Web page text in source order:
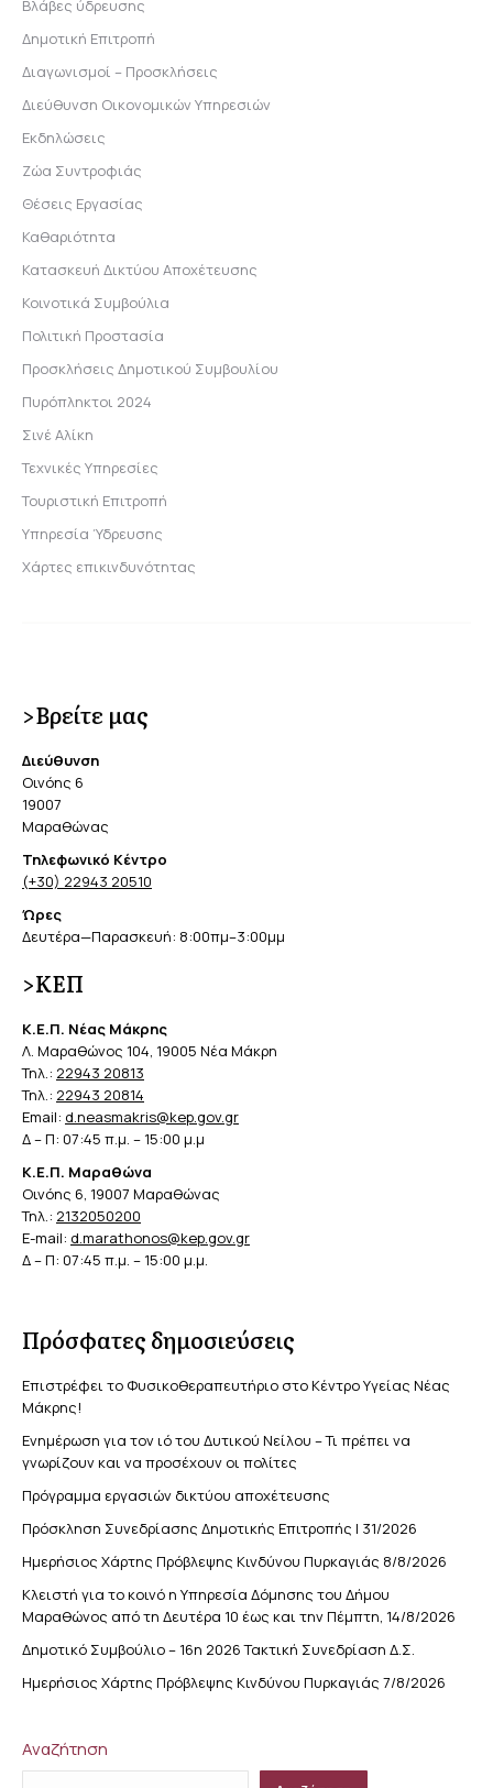
Βλάβες ύδρευσης
Δημοτική Επιτροπή
Διαγωνισμοί – Προσκλήσεις
Διεύθυνση Οικονομικών Υπηρεσιών
Εκδηλώσεις
Ζώα Συντροφιάς
Θέσεις Εργασίας
Καθαριότητα
Κατασκευή Δικτύου Αποχέτευσης
Κοινοτικά Συμβούλια
Πολιτική Προστασία
Προσκλήσεις Δημοτικού Συμβουλίου
Πυρόπληκτοι 2024
Σινέ Αλίκη
Τεχνικές Υπηρεσίες
Τουριστική Επιτροπή
Υπηρεσία Ύδρευσης
Χάρτες επικινδυνότητας
>Βρείτε μας
Διεύθυνση
Οινόης 6
19007
Μαραθώνας
Τηλεφωνικό Κέντρο
(+30) 22943 20510
Ώρες
Δευτέρα—Παρασκευή: 8:00πμ–3:00μμ
>ΚΕΠ
Κ.Ε.Π. Νέας Μάκρης
Λ. Μαραθώνος 104, 19005 Νέα Μάκρη
Τηλ.: 22943 20813
Τηλ.: 22943 20814
Email: d.neasmakris@kep.gov.gr
Δ – Π: 07:45 π.μ. – 15:00 μ.μ
Κ.Ε.Π. Μαραθώνα
Οινόης 6, 19007 Μαραθώνας
Τηλ.: 2132050200
E-mail: d.marathonos@kep.gov.gr
Δ – Π: 07:45 π.μ. – 15:00 μ.μ.
Πρόσφατες δημοσιεύσεις
Επιστρέφει το Φυσικοθεραπευτήριο στο Κέντρο Υγείας Νέας
Μάκρης!
Ενημέρωση για τον ιό του Δυτικού Νείλου – Τι πρέπει να
γνωρίζουν και να προσέχουν οι πολίτες
Πρόγραμμα εργασιών δικτύου αποχέτευσης
Πρόσκληση Συνεδρίασης Δημοτικής Επιτροπής | 31/2026
Ημερήσιος Χάρτης Πρόβλεψης Κινδύνου Πυρκαγιάς 8/8/2026
Κλειστή για το κοινό η Υπηρεσία Δόμησης του Δήμου
Μαραθώνος από τη Δευτέρα 10 έως και την Πέμπτη, 14/8/2026
Δημοτικό Συμβούλιο – 16η 2026 Τακτική Συνεδρίαση Δ.Σ.
Ημερήσιος Χάρτης Πρόβλεψης Κινδύνου Πυρκαγιάς 7/8/2026
Αναζήτηση